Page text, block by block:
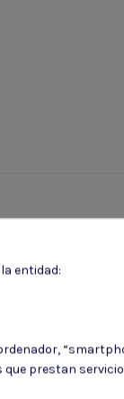
nuestra
entidad:
prestan